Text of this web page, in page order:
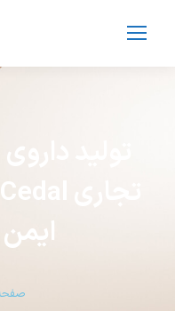
تولید